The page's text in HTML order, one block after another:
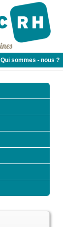
Qui sommes - nous ?